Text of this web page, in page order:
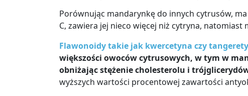
Porównując mandarynkę do innych cytrusów,
C, zawiera jej nieco więcej niż cytryna, natomiast
Flawonoidy takie jak kwercetyna czy
większości owoców cytrusowych, w tym w
obniżając stężenie cholesterolu i
wyższych wartości procentowej zawartości